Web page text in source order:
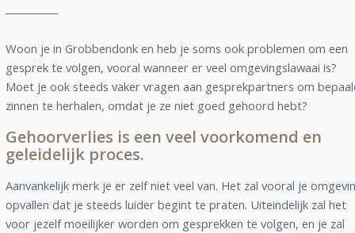
Woon je in Grobbendonk en heb je soms ook problemen om een
gesprek te volgen, vooral wanneer er veel omgevingslawaai is?
Moet je ook steeds vaker vragen aan gesprekpartners om
zinnen te herhalen, omdat je ze niet goed gehoord hebt?
Gehoorverlies is een veel voorkomend en
geleidelijk proces.
Aanvankelijk merk je er zelf niet veel van. Het zal vooral je
opvallen dat je steeds luider begint te praten. Uiteindelijk zal het
voor jezelf moeilijker worden om gesprekken te volgen, en je zal